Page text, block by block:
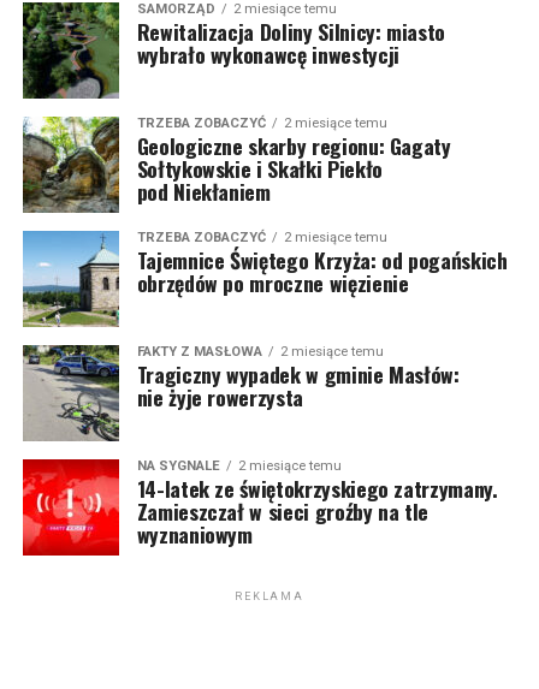
SAMORZĄD 2 miesiące temu
Rewitalizacja Doliny Silnicy: miasto
wybrało wykonawcę inwestycji
TRZEBA ZOBACZYĆ 2 miesiące temu
Geologiczne skarby regionu: Gagaty
Sołtykowskie i Skałki Piekło
pod Niekłaniem
TRZEBA ZOBACZYĆ 2 miesiące temu
Tajemnice Świętego Krzyża: od pogańskich
obrzędów po mroczne więzienie
FAKTY Z MASŁOWA 2 miesiące temu
Tragiczny wypadek w gminie Masłów:
nie żyje rowerzysta
NA SYGNALE 2 miesiące temu
14-latek ze świętokrzyskiego zatrzymany.
Zamieszczał w sieci groźby na tle
wyznaniowym
REKLAMA